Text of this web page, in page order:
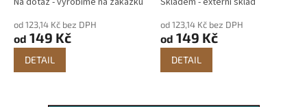
od 123,14 Kč bez DPH
od 149 Kč
DETAIL
od 123,14 Kč bez DPH
od 149 Kč
DETAIL